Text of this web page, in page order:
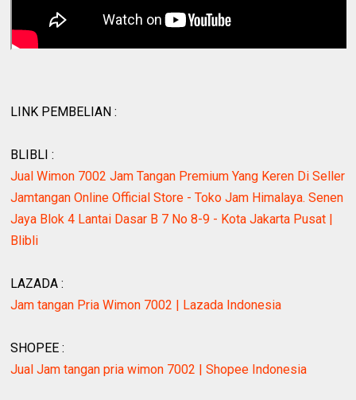
LINK PEMBELIAN :
BLIBLI :
Jual Wimon 7002 Jam Tangan Premium Yang Keren Di Seller
Jamtangan Online Official Store - Toko Jam Himalaya. Senen
Jaya Blok 4 Lantai Dasar B 7 No 8-9 - Kota Jakarta Pusat |
Blibli
LAZADA :
Jam tangan Pria Wimon 7002 | Lazada Indonesia
SHOPEE :
Jual Jam tangan pria wimon 7002 | Shopee Indonesia